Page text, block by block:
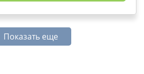
Показать еще